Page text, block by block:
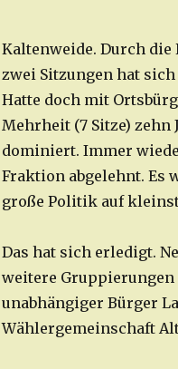
Kaltenweide. Durch
zwei Sitzungen hat
Hatte doch mit
Mehrheit (7 Sitze)
dominiert. Immer
Fraktion abgelehnt. Es
große Politik auf
Das hat sich erledigt.
weitere
unabhängiger Bürger
Wählergemeinschaft